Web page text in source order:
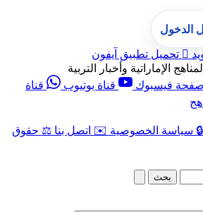
 تحميل تطبيق آيفون
الإماراتية وأخبار التربية
صفحة فيسبوك قناة يوتيوب
قناة
🔒 سياسة الخصوصية ✉️ اتصل بنا ⚖️ حقوق
الدخول
بحث